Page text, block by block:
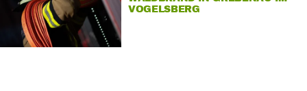
VOGELSBERG